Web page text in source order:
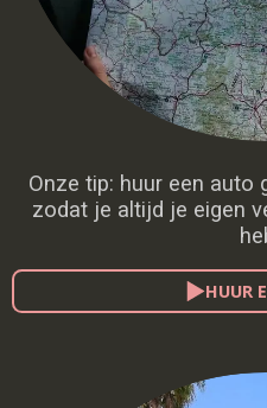
Onze tip: huur een auto
zodat je altijd je eigen
HUUR